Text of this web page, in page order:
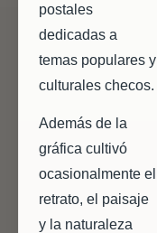
postales
dedicadas a
temas populares y
culturales checos.
Además de la
gráfica cultivó
ocasionalmente el
retrato, el paisaje
y la naturaleza